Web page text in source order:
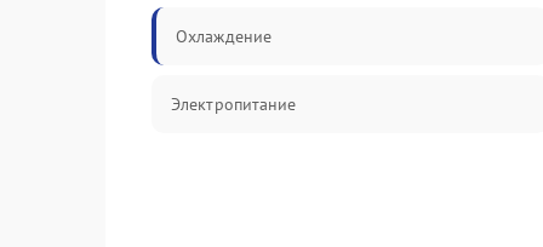
Охлаждение
Электропитание